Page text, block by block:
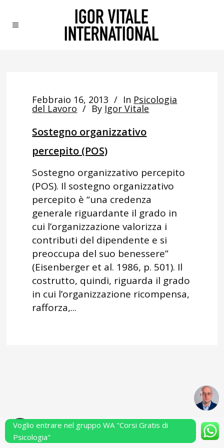
Febbraio 16, 2013 In Psicologia
del Lavoro By Igor Vitale
Sostegno organizzativo
percepito (POS)
Sostegno organizzativo percepito
(POS). Il sostegno organizzativo
percepito è “una credenza
generale riguardante il grado in
cui l’organizzazione valorizza i
contributi del dipendente e si
preoccupa del suo benessere”
(Eisenberger et al. 1986, p. 501). Il
costrutto, quindi, riguarda il grado
in cui l’organizzazione ricompensa,
rafforza,...
Powered by Performarsi S.a.s.
Voglio entrare nel gruppo WA "Corsi Gratis di
Psicologia"